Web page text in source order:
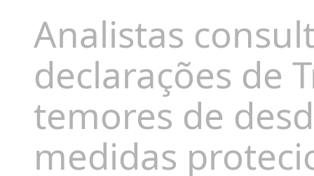
Analistas
declarações de
temores de
medidas